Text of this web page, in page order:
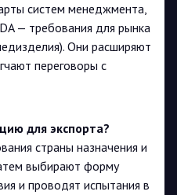
систем менеджмента,
— требования для рынка
Они расширяют
переговоры с
для экспорта?
страны назначения и
выбирают форму
и проводят испытания в